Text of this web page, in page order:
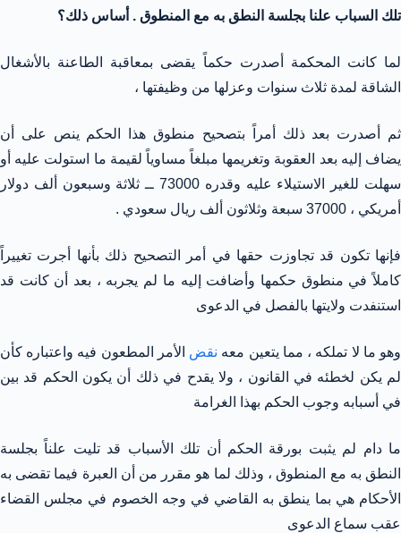
تلك السباب علنا بجلسة النطق به مع المنطوق . أساس ذلك؟
لما كانت المحكمة أصدرت حكماً يقضى بمعاقبة الطاعنة بالأشغال
الشاقة لمدة ثلاث سنوات وعزلها من وظيفتها ،
ثم أصدرت بعد ذلك أمراً بتصحيح منطوق هذا الحكم ينص على أن
يضاف إليه بعد العقوبة وتغريمها مبلغاً مساوياً لقيمة ما استولت عليه أو
سهلت للغير الاستيلاء عليه وقدره 73000 ــ ثلاثة وسبعون ألف دولار
أمريكي ، 37000 سبعة وثلاثون ألف ريال سعودي .
فإنها تكون قد تجاوزت حقها في أمر التصحيح ذلك بأنها أجرت تغييراً
كاملاً في منطوق حكمها وأضافت إليه ما لم يجربه ، بعد أن كانت قد
استنفدت ولايتها بالفصل في الدعوى
وهو ما لا تملكه ، مما يتعين معه نقض الأمر المطعون فيه واعتباره كأن
لم يكن لخطئه في القانون ، ولا يقدح في ذلك أن يكون الحكم قد بين
في أسبابه وجوب الحكم بهذا الغرامة
ما دام لم يثبت بورقة الحكم أن تلك الأسباب قد تليت علناً بجلسة
النطق به مع المنطوق ، وذلك لما هو مقرر من أن العبرة فيما تقضى به
الأحكام هي بما ينطق به القاضي في وجه الخصوم في مجلس القضاء
عقب سماع الدعوى